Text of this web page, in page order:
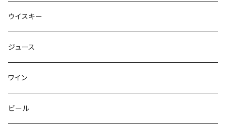
ウイスキー
ジュース
ワイン
ビール